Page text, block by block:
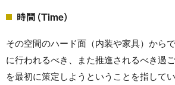
時間（Time）
その空間のハード面（内装や家具）から
に行われるべき、また推進されるべき過
を最初に策定しようということを指してい